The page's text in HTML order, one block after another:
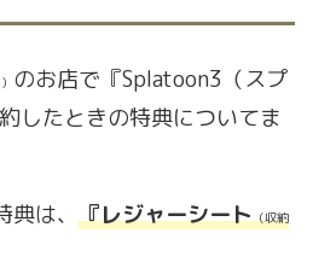
のお店で『Splatoon3（スプ
したときの特典についてま
は、 『レジャーシート（収納